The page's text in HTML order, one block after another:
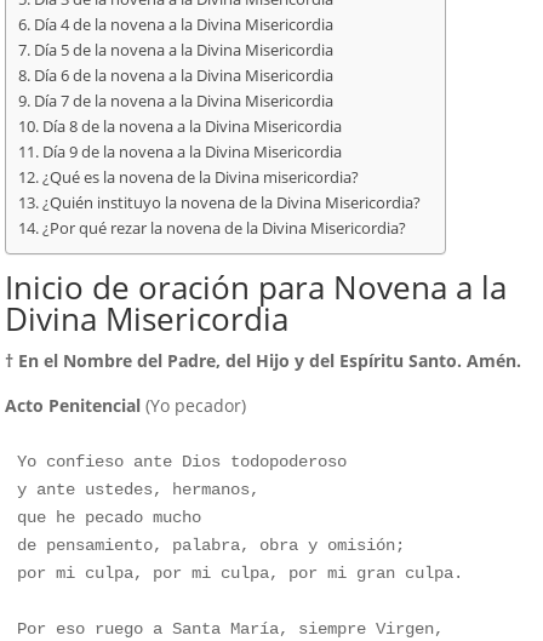
Día 4 de la novena a la Divina Misericordia
Día 5 de la novena a la Divina Misericordia
Día 6 de la novena a la Divina Misericordia
Día 7 de la novena a la Divina Misericordia
Día 8 de la novena a la Divina Misericordia
Día 9 de la novena a la Divina Misericordia
¿Qué es la novena de la Divina misericordia?
¿Quién instituyo la novena de la Divina Misericordia?
¿Por qué rezar la novena de la Divina Misericordia?
Inicio de oración para Novena a la
Divina Misericordia
† En el Nombre del Padre, del Hijo y del Espíritu Santo. Amén.
Acto Penitencial (Yo pecador)
Yo confieso ante Dios todopoderoso
y ante ustedes, hermanos,
que he pecado mucho
de pensamiento, palabra, obra y omisión;
por mi culpa, por mi culpa, por mi gran culpa.
Por eso ruego a Santa María, siempre Virgen,